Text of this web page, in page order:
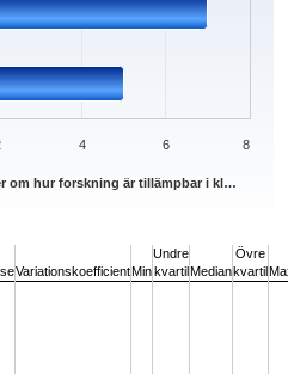
om hur forskning är tillämpbar i kl…
4 6 8
VariationskoefficientMin
Undre
kvartilMedian
Övre
kvartil